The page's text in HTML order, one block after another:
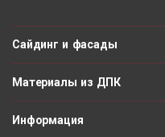
Сайдинг и фасады
Материалы из ДПК
Информация